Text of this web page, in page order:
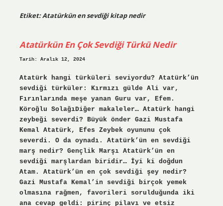
Etiket:Atatürkün en sevdiği kitap nedir
Atatürkün En Çok Sevdiği Türkü Nedir
Tarih: Aralık 12, 2024
Atatürk hangi türküleri seviyordu? Atatürk’ün
sevdiği türküler: Kırmızı gülde Ali var,
Fırınlarında meşe yanan Guru var, Efem.
Köroğlu SolağıDiğer makaleler… Atatürk hangi
zeybeği severdi? Büyük önder Gazi Mustafa
Kemal Atatürk, Efes Zeybek oyununu çok
severdi. O da oynadı. Atatürk’ün en sevdiği
marş nedir? Gençlik Marşı Atatürk’ün en
sevdiği marşlardan biridir… İyi ki doğdun
Atam. Atatürk’ün en çok sevdiği şey nedir?
Gazi Mustafa Kemal’in sevdiği birçok yemek
olmasına rağmen, favorileri sorulduğunda iki
ana cevap geldi: pirinç pilavı ve etsiz